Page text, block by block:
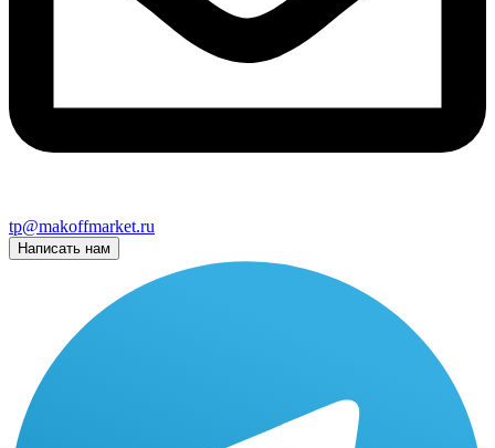
tp@makoffmarket.ru
Написать нам